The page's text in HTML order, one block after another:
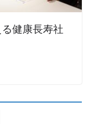
健康長寿社